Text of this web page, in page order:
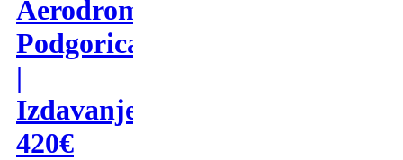
Aerodrom,
Podgorica
|
Izdavanje
420€